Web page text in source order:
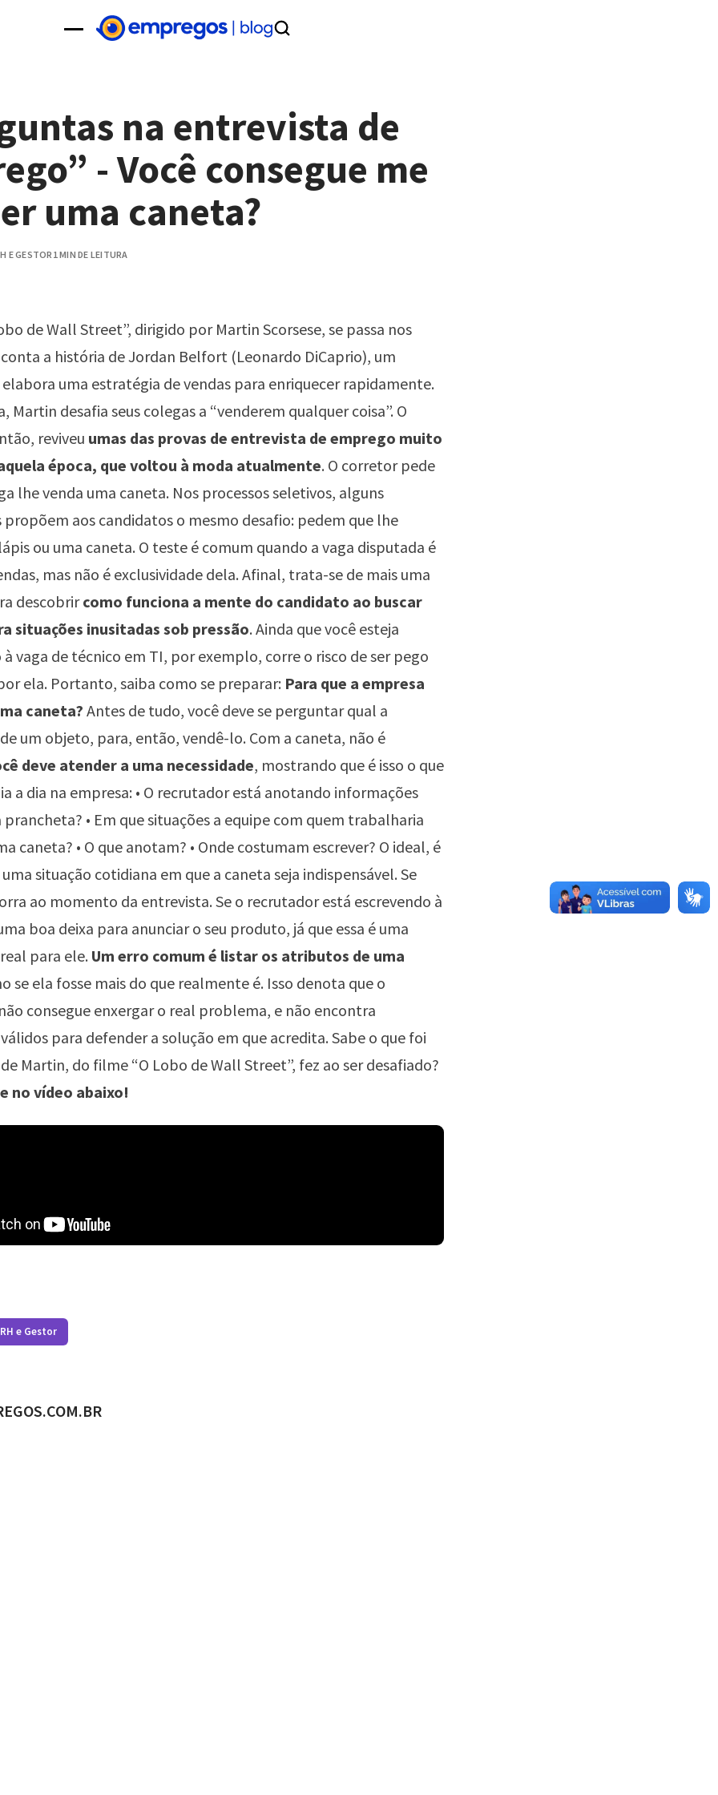
na entrevista de
- Você consegue me
uma caneta?
E GESTOR 1 MIN DE LEITURA
de Wall Street”, dirigido por Martin Scorsese, se passa nos
conta a história de Jordan Belfort (Leonardo DiCaprio), um
uma estratégia de vendas para enriquecer rapidamente.
Martin desafia seus colegas a “venderem qualquer coisa”. O
reviveu umas das provas de entrevista de emprego muito
época, que voltou à moda atualmente. O corretor pede
lhe venda uma caneta. Nos processos seletivos, alguns
propõem aos candidatos o mesmo desafio: pedem que lhe
ou uma caneta. O teste é comum quando a vaga disputada é
mas não é exclusividade dela. Afinal, trata-se de mais uma
descobrircomo funciona a mente do candidato ao buscar
situações inusitadas sob pressão. Ainda que você esteja
vaga de técnico em TI, por exemplo, corre o risco de ser pego
ela. Portanto, saiba como se preparar: Para que a empresa
caneta? Antes de tudo, você deve se perguntar qual a
um objeto, para, então, vendê-lo. Com a caneta, não é
deve atender a uma necessidade, mostrando que é isso o que
a dia na empresa: • O recrutador está anotando informações
prancheta? • Em que situações a equipe com quem trabalharia
caneta? • O que anotam? • Onde costumam escrever? O ideal, é
situação cotidiana em que a caneta seja indispensável. Se
ao momento da entrevista. Se o recrutador está escrevendo à
boa deixa para anunciar o seu produto, já que essa é uma
para ele. Um erro comum é listar os atributos de uma
se ela fosse mais do que realmente é. Isso denota que o
consegue enxergar o real problema, e não encontra
para defender a solução em que acredita. Sabe o que foi
Martin, do filme “O Lobo de Wall Street”, fez ao ser desafiado?
no vídeo abaixo!
e Gestor
POR